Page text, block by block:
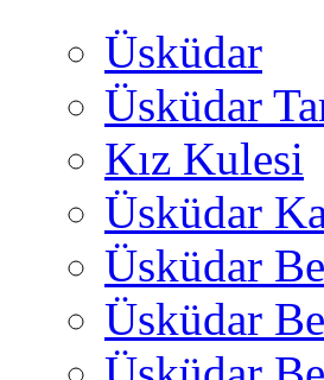
Üsküdar
Üsküdar
Kız Kulesi
Üsküdar
Üsküdar
Üsküdar